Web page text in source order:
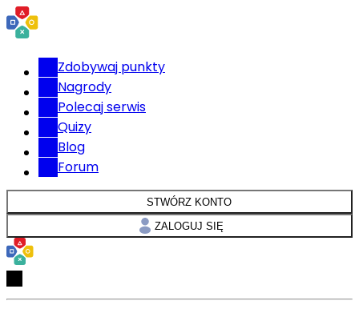
Zdobywaj punkty
Nagrody
Polecaj serwis
Quizy
Blog
Forum
STWÓRZ KONTO
ZALOGUJ SIĘ